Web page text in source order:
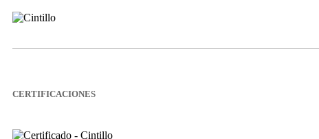
CERTIFICACIONES